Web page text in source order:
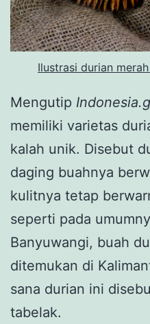
Ilustrasi durian
Mengutip
memiliki varietas
kalah unik. Disebut
daging buahnya
kulitnya tetap
seperti pada
Banyuwangi, buah
ditemukan di
sana durian ini
tabelak.